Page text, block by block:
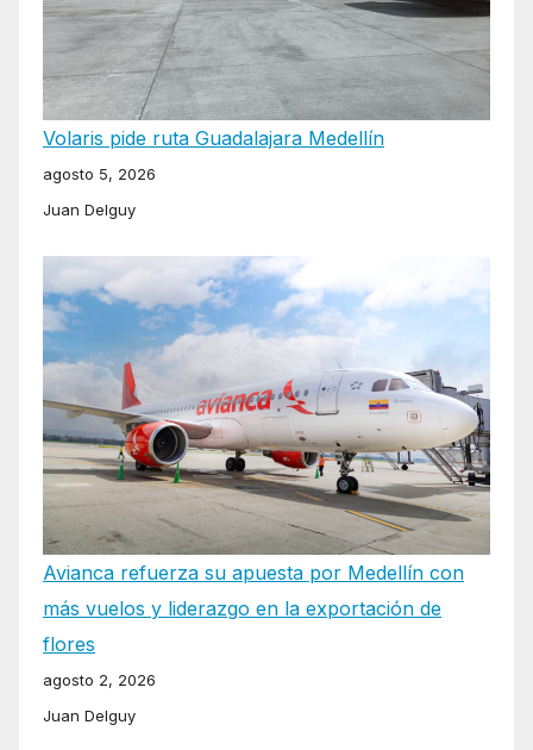
Volaris pide ruta Guadalajara Medellín
agosto 5, 2026
Juan Delguy
Avianca refuerza su apuesta por Medellín con
más vuelos y liderazgo en la exportación de
flores
agosto 2, 2026
Juan Delguy